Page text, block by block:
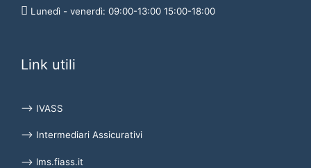
Lunedì - venerdì: 09:00-13:00 15:00-18:00
Link utili
⟶ IVASS
⟶ Intermediari Assicurativi
⟶ lms.fiass.it